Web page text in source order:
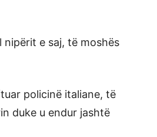
nipërit e saj, të moshës
policinë italiane, të
duke u endur jashtë